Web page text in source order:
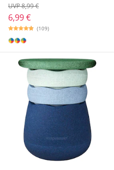
6,99 €
UVP 8,99 €
(109)